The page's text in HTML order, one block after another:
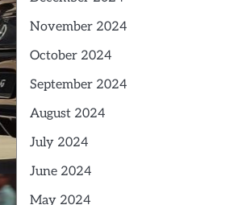
November 2024
October 2024
September 2024
August 2024
July 2024
June 2024
May 2024